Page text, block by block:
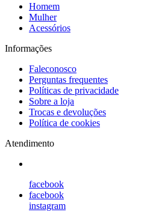
Homem
Mulher
Acessórios
Informações
Faleconosco
Perguntas frequentes
Políticas de privacidade
Sobre a loja
Trocas e devoluções
Política de cookies
Atendimento
facebook
facebook
instagram